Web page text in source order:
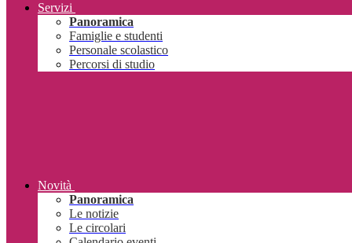
Servizi
Panoramica
Famiglie e studenti
Personale scolastico
Percorsi di studio
Novità
Panoramica
Le notizie
Le circolari